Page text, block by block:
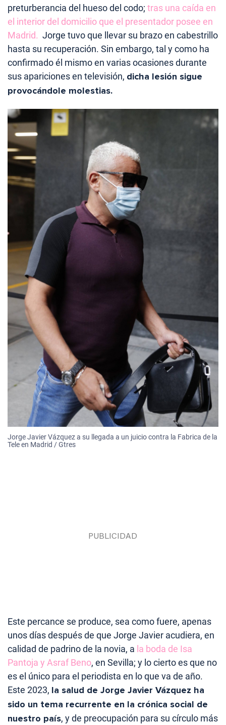
preturberancia del hueso del codo; tras una caída en
el interior del domicilio que el presentador posee en
Madrid. Jorge tuvo que llevar su brazo en cabestrillo
hasta su recuperación. Sin embargo, tal y como ha
confirmado él mismo en varias ocasiones durante
sus apariciones en televisión, dicha lesión sigue
provocándole molestias.
Jorge Javier Vázquez a su llegada a un juicio contra la Fabrica de la
Tele en Madrid / Gtres
Este percance se produce, sea como fuere, apenas
unos días después de que Jorge Javier acudiera, en
calidad de padrino de la novia, a la boda de Isa
Pantoja y Asraf Beno, en Sevilla; y lo cierto es que no
es el único para el periodista en lo que va de año.
Este 2023, la salud de Jorge Javier Vázquez ha
sido un tema recurrente en la crónica social de
nuestro país, y de preocupación para su círculo más